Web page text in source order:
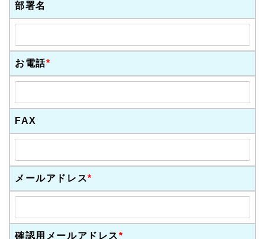
部署名
お電話*
FAX
メールアドレス*
確認用メールアドレス*